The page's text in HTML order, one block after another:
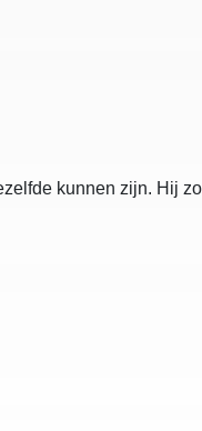
kunnen zijn. Hij